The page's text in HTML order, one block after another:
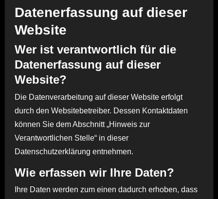
Datenerfassung auf dieser
Website
Wer ist verantwortlich für die
Datenerfassung auf dieser
Website?
Die Datenverarbeitung auf dieser Website erfolgt
durch den Websitebetreiber. Dessen Kontaktdaten
können Sie dem Abschnitt „Hinweis zur
Verantwortlichen Stelle“ in dieser
Datenschutzerklärung entnehmen.
Wie erfassen wir Ihre Daten?
Ihre Daten werden zum einen dadurch erhoben, dass